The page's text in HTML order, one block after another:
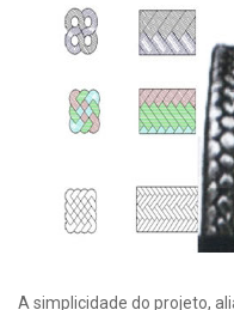
A simplicidade do projeto,